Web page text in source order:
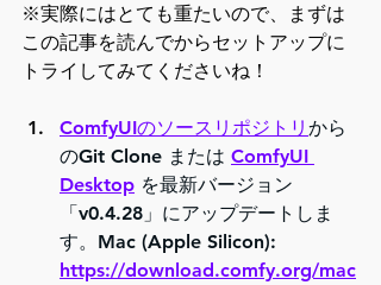
※実際にはとても重たいので、まずは
この記事を読んでからセットアップに
トライしてみてくださいね！
ComfyUIのソースリポジトリ から
のGit Clone または ComfyUI
Desktop を最新バージョン
「v0.4.28」にアップデートしま
す。Mac (Apple Silicon):
https://download.comfy.org/mac